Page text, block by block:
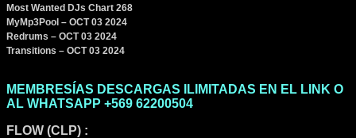
Most Wanted DJs Chart 268
MyMp3Pool – OCT 03 2024
Redrums – OCT 03 2024
Transitions – OCT 03 2024
MEMBRESÍAS DESCARGAS ILIMITADAS EN EL LINK O
AL WHATSAPP +569 62200504
FLOW (CLP) :